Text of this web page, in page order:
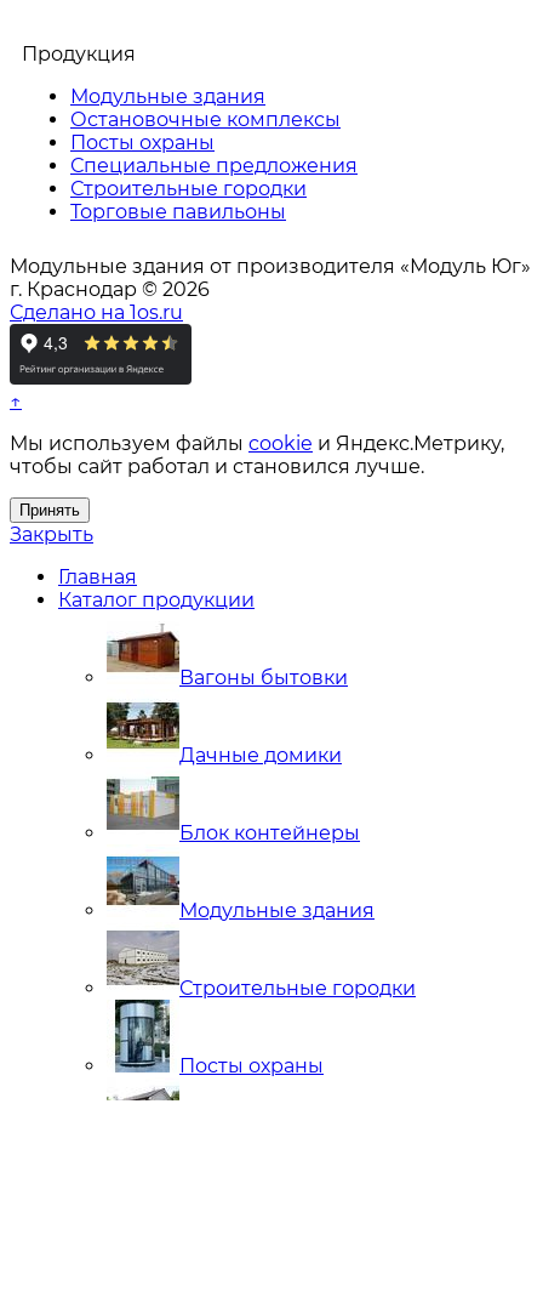
Продукция
Модульные здания
Остановочные комплексы
Посты охраны
Специальные предложения
Строительные городки
Торговые павильоны
Модульные здания от производителя «Модуль Юг»
г. Краснодар © 2026
Сделано на 1os.ru
↑
Мы используем файлы cookie и Яндекс.Метрику,
чтобы сайт работал и становился лучше.
Принять
Закрыть
Главная
Каталог продукции
Вагоны бытовки
Дачные домики
Блок контейнеры
Модульные здания
Строительные городки
Посты охраны